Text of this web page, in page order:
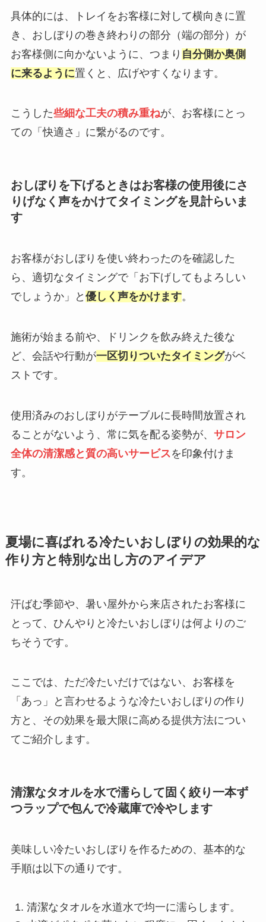
具体的には、トレイをお客様に対して横向きに置
き、おしぼりの巻き終わりの部分（端の部分）が
お客様側に向かないように、つまり 自分側か奥側
に来るように置くと、広げやすくなります。
こうした些細な工夫の積み重ねが、お客様にとっ
ての「快適さ」に繋がるのです。
おしぼりを下げるときはお客様の使用後にさ
りげなく声をかけてタイミングを見計らいま
す
お客様がおしぼりを使い終わったのを確認した
ら、適切なタイミングで「お下げしてもよろしい
でしょうか」と 優しく声をかけます。
施術が始まる前や、ドリンクを飲み終えた後な
ど、会話や行動が一区切りついたタイミングがベ
ストです。
使用済みのおしぼりがテーブルに長時間放置され
ることがないよう、常に気を配る姿勢が、 サロン
全体の清潔感と質の高いサービス を印象付けま
す。
夏場に喜ばれる冷たいおしぼりの効果的な
作り方と特別な出し方のアイデア
汗ばむ季節や、暑い屋外から来店されたお客様に
とって、ひんやりと冷たいおしぼりは何よりのご
ちそうです。
ここでは、ただ冷たいだけではない、お客様を
「あっ」と言わせるような冷たいおしぼりの作り
方と、その効果を最大限に高める提供方法につい
てご紹介します。
清潔なタオルを水で濡らして固く絞り一本ず
つラップで包んで冷蔵庫で冷やします
美味しい冷たいおしぼりを作るための、基本的な
手順は以下の通りです。
清潔なタオルを水道水で均一に濡らします。